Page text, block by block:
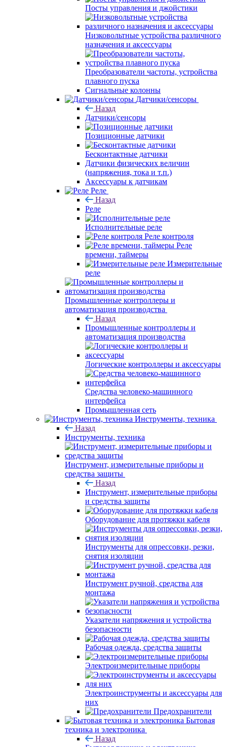
Посты управления и джойстики
Низковольтные устройства различного
назначения и аксессуары
Преобразователи частоты, устройства
плавного пуска
Сигнальные колонны
Датчики/сенсоры
Назад
Датчики/сенсоры
Позиционные датчики
Бесконтактные датчики
Датчики физических величин
(напряжения, тока и т.п.)
Аксессуары к датчикам
Реле
Назад
Реле
Исполнительные реле
Реле контроля
Реле
времени, таймеры
Измерительные
реле
Промышленные контроллеры и
автоматизация производства
Назад
Промышленные контроллеры и
автоматизация производства
Логические контроллеры и аксессуары
Средства человеко-машинного
интерфейса
Промышленная сеть
Инструменты, техника
Назад
Инструменты, техника
Инструмент, измерительные приборы и
средства защиты
Назад
Инструмент, измерительные приборы
и средства защиты
Оборудование для протяжки кабеля
Инструменты для опрессовки, резки,
снятия изоляции
Инструмент ручной, средства для
монтажа
Указатели напряжения и устройства
безопасности
Рабочая одежда, средства защиты
Электроизмерительные приборы
Электроинструменты и аксессуары для
них
Предохранители
Бытовая
техника и электроника
Назад